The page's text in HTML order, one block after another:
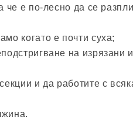
че е по-лесно да се
когато е почти суха;
на изрязани и
и да работите с